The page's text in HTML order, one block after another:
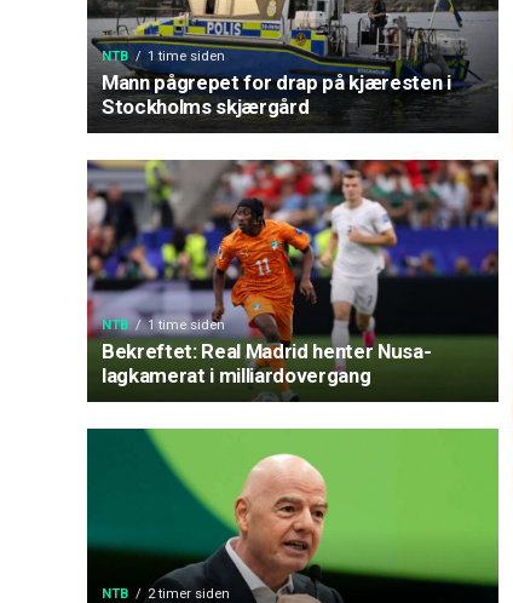
NTB 1 time siden
Mann pågrepet for drap på kjæresten i
Stockholms skjærgård
NTB 1 time siden
Bekreftet: Real Madrid henter Nusa-
lagkamerat i milliardovergang
NTB 2 timer siden